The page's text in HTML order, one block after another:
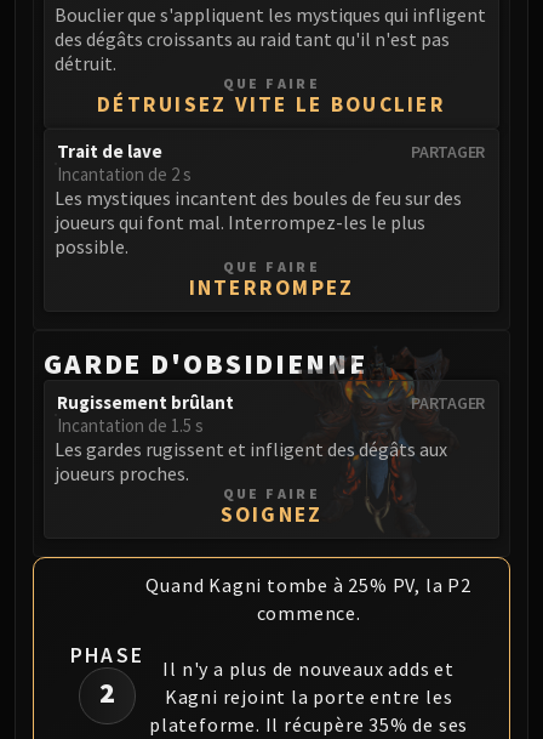
Bouclier que s'appliquent les mystiques qui infligent
des dégâts croissants au raid tant qu'il n'est pas
détruit.
QUE FAIRE
DÉTRUISEZ VITE LE BOUCLIER
PARTAGER
Trait de lave
Incantation de 2 s
Les mystiques incantent des boules de feu sur des
joueurs qui font mal. Interrompez-les le plus
possible.
QUE FAIRE
INTERROMPEZ
GARDE D'OBSIDIENNE
PARTAGER
Rugissement brûlant
Incantation de 1.5 s
Les gardes rugissent et infligent des dégâts aux
joueurs proches.
QUE FAIRE
SOIGNEZ
PHASE
2
Quand Kagni tombe à 25% PV, la P2
commence.
Il n'y a plus de nouveaux adds et
Kagni rejoint la porte entre les
plateforme. Il récupère 35% de ses